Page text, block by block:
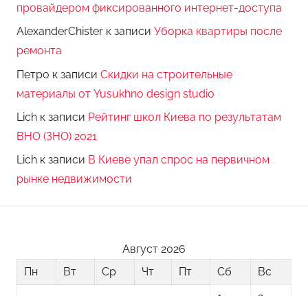
провайдером фиксированного интернет-доступа
AlexanderChister к записи Уборка квартиры после
ремонта
Петро к записи Скидки на строительные
материалы от Yusukhno design studio
Lich к записи Рейтинг школ Киева по результатам
ВНО (ЗНО) 2021
Lich к записи В Киеве упал спрос на первичном
рынке недвижимости
Август 2026
Пн
Вт Ср Чт Пт Сб
Вс